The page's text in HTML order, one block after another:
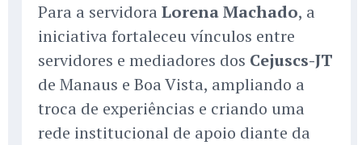
Para a servidora Lorena Machado, a
iniciativa fortaleceu vínculos entre
servidores e mediadores dos Cejuscs-JT
de Manaus e Boa Vista, ampliando a
troca de experiências e criando uma
rede institucional de apoio diante da